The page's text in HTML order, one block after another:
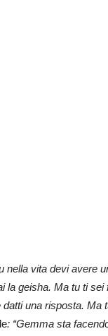
nella vita devi avere
la geisha. Ma tu ti
una risposta. Ma
: “Gemma sta